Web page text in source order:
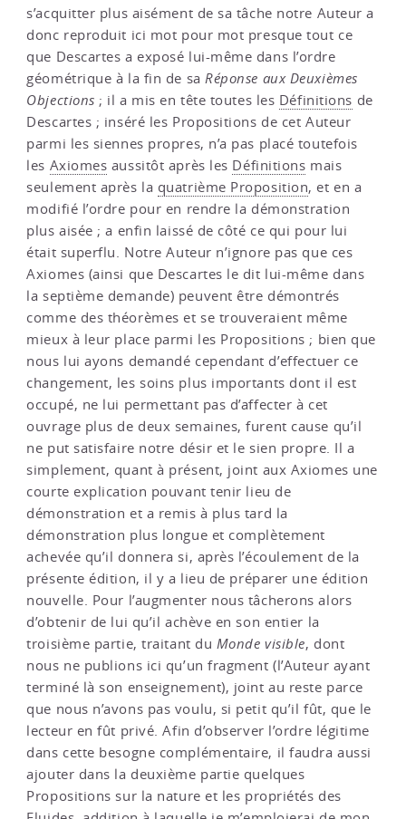
s’acquitter plus aisément de sa tâche notre Auteur a
donc reproduit ici mot pour mot presque tout ce
que Descartes a exposé lui-même dans l’ordre
géométrique à la fin de saRéponse aux Deuxièmes
Objections ; il a mis en tête toutes les Définitions de
Descartes ; inséré les Propositions de cet Auteur
parmi les siennes propres, n’a pas placé toutefois
les Axiomes aussitôt après les Définitions mais
seulement après la quatrième Proposition, et en a
modifié l’ordre pour en rendre la démonstration
plus aisée ; a enfin laissé de côté ce qui pour lui
était superflu. Notre Auteur n’ignore pas que ces
Axiomes (ainsi que Descartes le dit lui-même dans
la septième demande) peuvent être démontrés
comme des théorèmes et se trouveraient même
mieux à leur place parmi les Propositions ; bien que
nous lui ayons demandé cependant d’effectuer ce
changement, les soins plus importants dont il est
occupé, ne lui permettant pas d’affecter à cet
ouvrage plus de deux semaines, furent cause qu’il
ne put satisfaire notre désir et le sien propre. Il a
simplement, quant à présent, joint aux Axiomes une
courte explication pouvant tenir lieu de
démonstration et a remis à plus tard la
démonstration plus longue et complètement
achevée qu’il donnera si, après l’écoulement de la
présente édition, il y a lieu de préparer une édition
nouvelle. Pour l’augmenter nous tâcherons alors
d’obtenir de lui qu’il achève en son entier la
troisième partie, traitant du Monde visible, dont
nous ne publions ici qu’un fragment (l’Auteur ayant
terminé là son enseignement), joint au reste parce
que nous n’avons pas voulu, si petit qu’il fût, que le
lecteur en fût privé. Afin d’observer l’ordre légitime
dans cette besogne complémentaire, il faudra aussi
ajouter dans la deuxième partie quelques
Propositions sur la nature et les propriétés des